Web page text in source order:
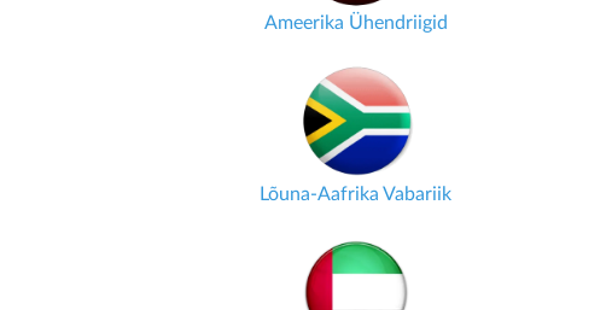
Ameerika Ühendriigid
Lõuna-Aafrika Vabariik